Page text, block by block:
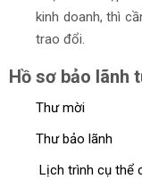
kinh doanh, thì
trao đổi.
Hồ sơ bảo lãnh
Thư mời
Thư bảo lãnh
Lịch trình cụ thể